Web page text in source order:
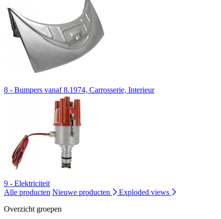
8 - Bumpers vanaf 8.1974, Carrosserie, Interieur
9 - Elektriciteit
Alle producten Nieuwe producten
Exploded views
Overzicht groepen